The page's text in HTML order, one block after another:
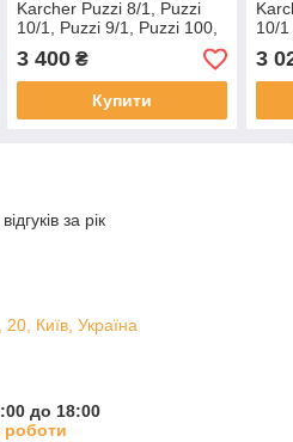
Karcher Puzzi 8/1, Puzzi
10/1, Puzzi 9/1, Puzzi 100,
Puzzi 200 арт. 6.394-826.0
3 400₴
Купити
10/1
3
за рік
20, Київ, Україна
до 18:00
роботи